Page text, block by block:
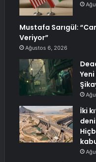
Mustafa Sarıgül:
Veriyor”
Ağustos 6, 2026
İki